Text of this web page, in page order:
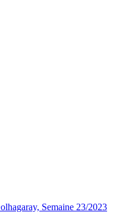
Semaine 23/2023